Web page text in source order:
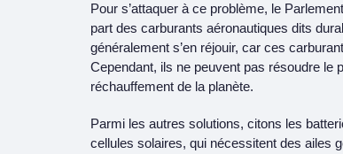
Pour s’attaquer à ce problème, le
part des carburants aéronautiques dits
généralement s’en réjouir, car ces
Cependant, ils ne peuvent pas résoudre le
réchauffement de la planète.
Parmi les autres solutions, citons les
cellules solaires, qui nécessitent des ailes